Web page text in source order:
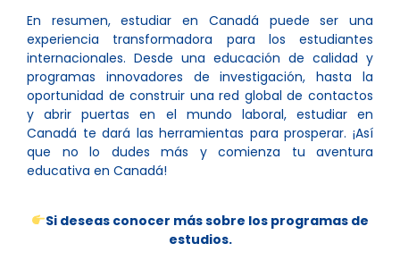
En resumen, estudiar en Canadá puede ser una
experiencia transformadora para los estudiantes
internacionales. Desde una educación de calidad y
programas innovadores de investigación, hasta la
oportunidad de construir una red global de contactos
y abrir puertas en el mundo laboral, estudiar en
Canadá te dará las herramientas para prosperar. ¡Así
que no lo dudes más y comienza tu aventura
educativa en Canadá!
Si deseas conocer más sobre los programas de
estudios.